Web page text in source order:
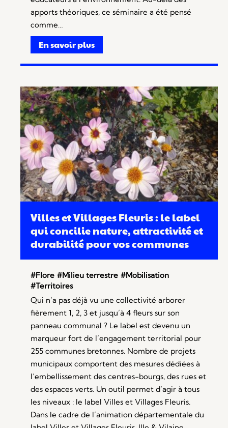
apports théoriques, ce séminaire a été pensé
comme…
En savoir plus
Villes et Villages Fleuris : le label
qui concilie nature, attractivité et
durabilité pour vos communes
#Flore #Milieu terrestre #Mobilisation
#Territoires
Qui n’a pas déjà vu une collectivité arborer
fièrement 1, 2, 3 et jusqu’à 4 fleurs sur son
panneau communal ? Le label est devenu un
marqueur fort de l’engagement territorial pour
255 communes bretonnes. Nombre de projets
municipaux comportent des mesures dédiées à
l’embellissement des centres-bourgs, des rues et
des espaces verts. Un outil permet d’agir à tous
les niveaux : le label Villes et Villages Fleuris.
Dans le cadre de l’animation départementale du